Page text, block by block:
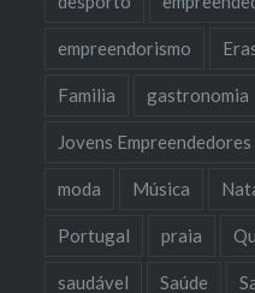
empreendorismo
Familia gastronomia
Jovens Empreendedores
moda Música
Portugal praia
saudável Saúde